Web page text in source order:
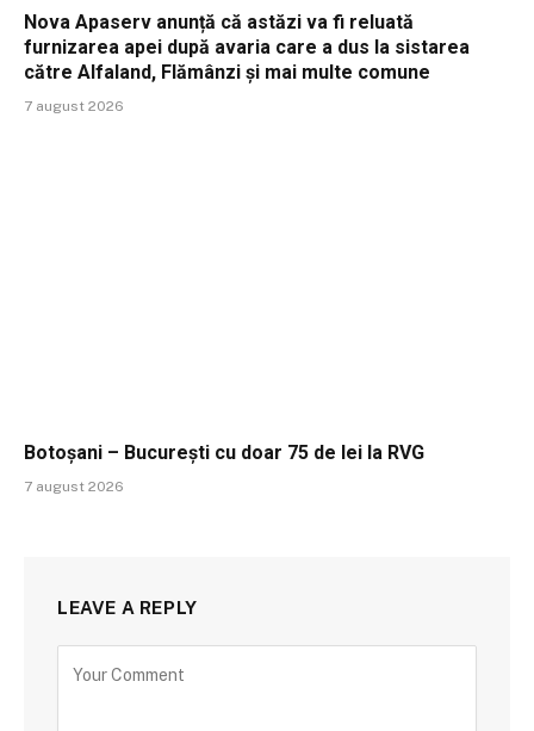
Nova Apaserv anunță că astăzi va fi reluată
furnizarea apei după avaria care a dus la sistarea
către Alfaland, Flămânzi și mai multe comune
7 august 2026
Botoșani – București cu doar 75 de lei la RVG
7 august 2026
LEAVE A REPLY